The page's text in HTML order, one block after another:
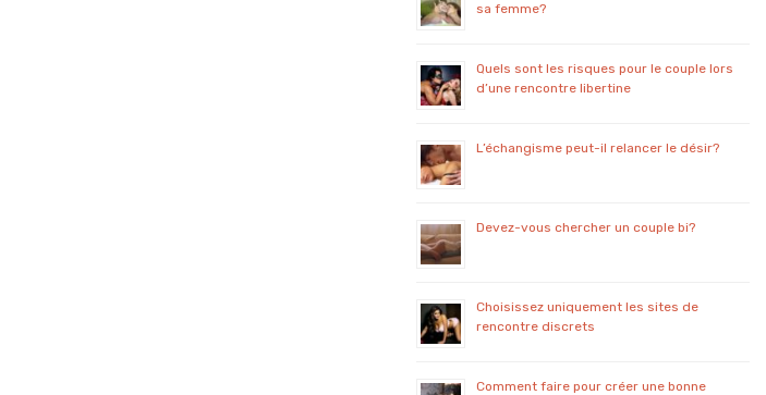
sa femme?
Quels sont les risques pour le couple lors
d’une rencontre libertine
L’échangisme peut-il relancer le désir?
Devez-vous chercher un couple bi?
Choisissez uniquement les sites de
rencontre discrets
Comment faire pour créer une bonne